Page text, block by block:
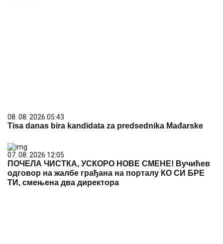
08. 08. 2026 05:43
Tisa danas bira kandidata za predsednika Mađarske
07. 08. 2026 12:05
ПОЧЕЛА ЧИСТКА, УСКОРО НОВЕ СМЕНЕ! Вучићев
одговор на жалбе грађана на порталу КО СИ БРЕ
ТИ, смењена два директора